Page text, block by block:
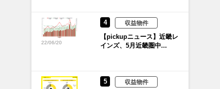
22/06/20
4 収益物件
【pickupニュース】近畿レ
インズ、5月近畿圏中...
5 収益物件